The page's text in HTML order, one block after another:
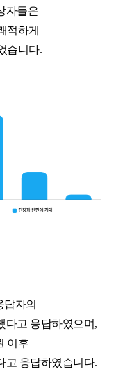
자들은
적하게
습니다.
답자의
다고 응답하였으며,
이후
고 응답하였습니다.